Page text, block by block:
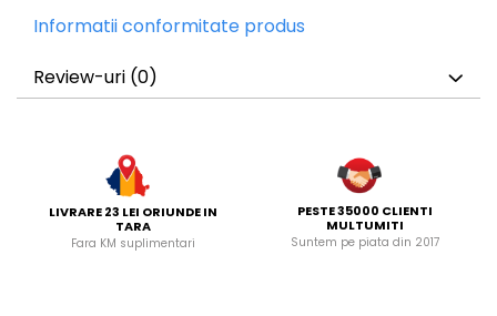
Informatii conformitate produs
Review-uri (0)
LIVRARE 23 LEI ORIUNDE IN
TARA
Fara KM suplimentari
PESTE 35000 CLIENTI
MULTUMITI
Suntem pe piata din 2017